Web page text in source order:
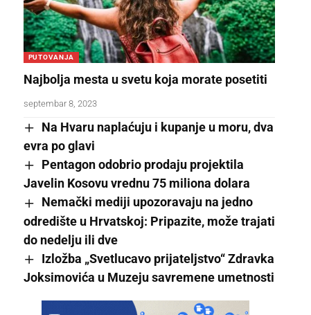
PUTOVANJA
Najbolja mesta u svetu koja morate posetiti
septembar 8, 2023
Na Hvaru naplaćuju i kupanje u moru, dva
evra po glavi
Pentagon odobrio prodaju projektila
Javelin Kosovu vrednu 75 miliona dolara
Nemački mediji upozoravaju na jedno
odredište u Hrvatskoj: Pripazite, može trajati
do nedelju ili dve
Izložba „Svetlucavo prijateljstvo“ Zdravka
Joksimovića u Muzeju savremene umetnosti